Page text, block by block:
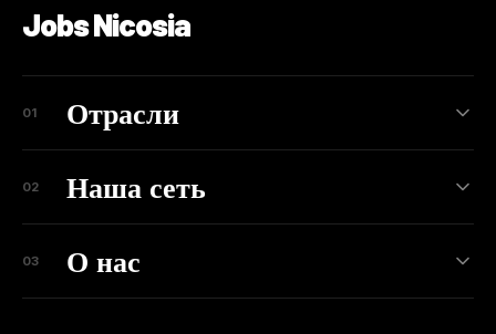
Jobs Nicosia
01 Отрасли
02 Наша сеть
03 О нас